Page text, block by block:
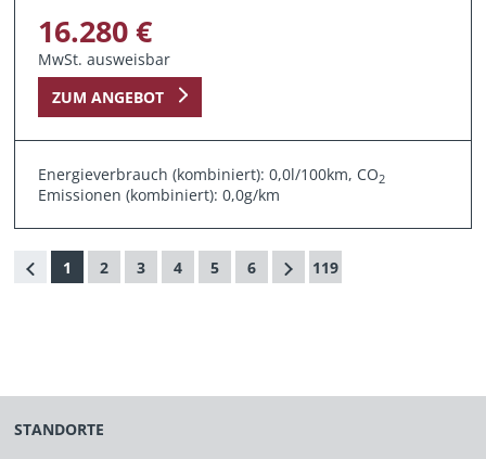
16.280 €
MwSt. ausweisbar
ZUM ANGEBOT
Energieverbrauch (kombiniert): 0,0l/100km, CO2
Emissionen (kombiniert): 0,0g/km
1 2 3 4 5 6 119
STANDORTE